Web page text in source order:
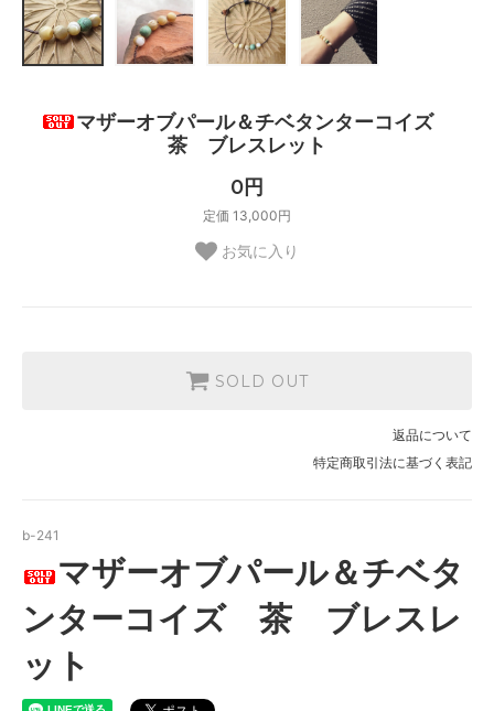
マザーオブパール＆チベタンターコイズ
茶 ブレスレット
0円
定価 13,000円
お気に入り
SOLD OUT
返品について
特定商取引法に基づく表記
b-241
マザーオブパール＆チベタ
ンターコイズ 茶 ブレスレ
ット